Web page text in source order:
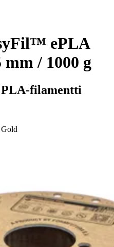
ePLA
/ 1000 g
filamentti